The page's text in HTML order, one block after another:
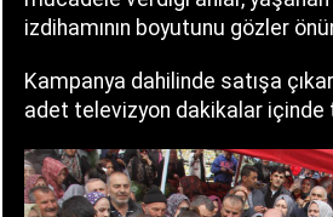
izdihamının boyutunu gözler
Kampanya dahilinde satışa
adet televizyon dakikalar